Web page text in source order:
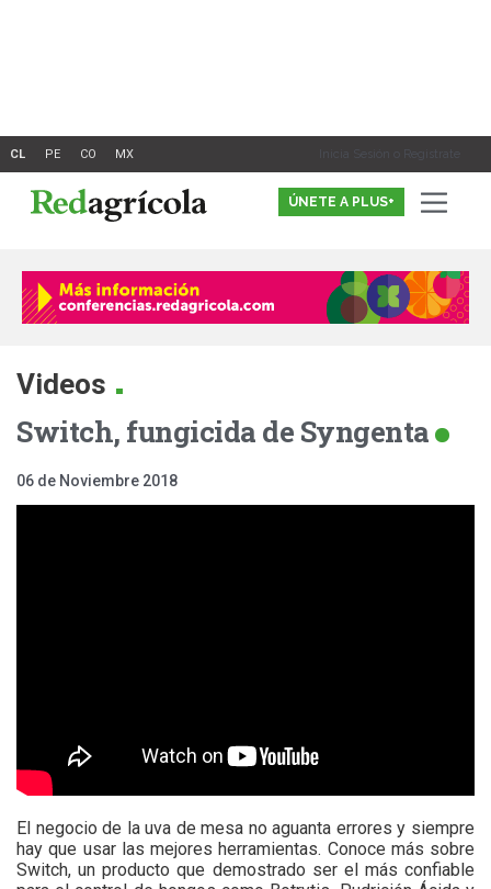
Inicia Sesión o Registrate
ÚNETE A PLUS+
Videos .
Switch, fungicida de Syngenta
06 de Noviembre 2018
El negocio de la uva de mesa no aguanta errores y siempre
hay que usar las mejores herramientas. Conoce más sobre
Switch, un producto que demostrado ser el más confiable